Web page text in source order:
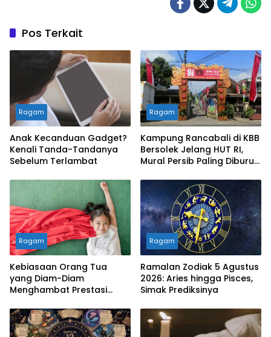
Pos Terkait
Ragam
Anak Kecanduan Gadget?
Kenali Tanda-Tandanya
Sebelum Terlambat
Ragam
Kampung Rancabali di KBB
Bersolek Jelang HUT RI,
Mural Persib Paling Diburu
Ragam
Kebiasaan Orang Tua
yang Diam-Diam
Menghambat Prestasi
Ragam
Ramalan Zodiak 5 Agustus
2026: Aries hingga Pisces,
Simak Prediksinya